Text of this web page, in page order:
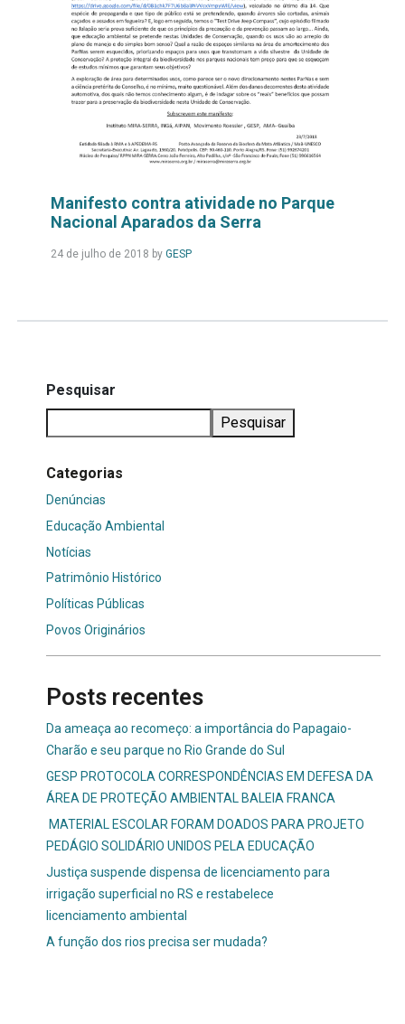
Manifesto contra atividade no Parque
Nacional Aparados da Serra
24 de julho de 2018 by GESPLeia
Pesquisar
Pesquisar
Categorias
Denúncias
Educação Ambiental
Notícias
Patrimônio Histórico
Políticas Públicas
Povos Originários
Posts recentes
Da ameaça ao recomeço: a importância do Papagaio-
Charão e seu parque no Rio Grande do Sul
GESP PROTOCOLA CORRESPONDÊNCIAS EM DEFESA DA
ÁREA DE PROTEÇÃO AMBIENTAL BALEIA FRANCA
MATERIAL ESCOLAR FORAM DOADOS PARA PROJETO
PEDÁGIO SOLIDÁRIO UNIDOS PELA EDUCAÇÃO
Justiça suspende dispensa de licenciamento para
irrigação superficial no RS e restabelece
licenciamento ambiental
A função dos rios precisa ser mudada?